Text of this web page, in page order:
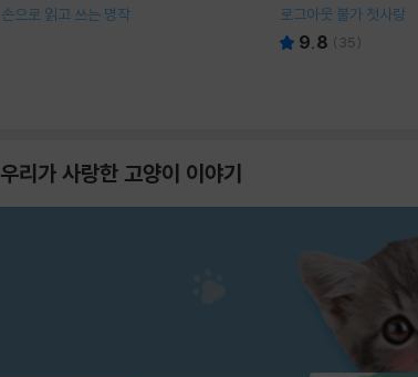
손으로 읽고 쓰는 명작 로그아웃 불가 첫사랑
9.8 ( 35)
우리가 사랑한 고양이 이야기